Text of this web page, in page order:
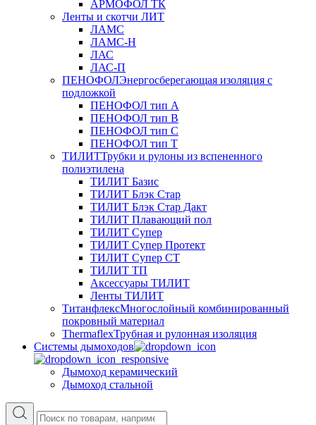
АРМОФОЛ ТК
Ленты и скотчи ЛИТ
ЛАМС
ЛАМС-Н
ЛАС
ЛАС-П
ПЕНОФОЛЭнергосберегающая изоляция с
подложкой
ПЕНОФОЛ тип А
ПЕНОФОЛ тип B
ПЕНОФОЛ тип C
ПЕНОФОЛ тип T
ТИЛИТТрубки и рулоны из вспененного
полиэтилена
ТИЛИТ Базис
ТИЛИТ Блэк Стар
ТИЛИТ Блэк Стар Дакт
ТИЛИТ Плавающий пол
ТИЛИТ Супер
ТИЛИТ Супер Протект
ТИЛИТ Супер СТ
ТИЛИТ ТП
Аксессуары ТИЛИТ
Ленты ТИЛИТ
ТитанфлексМногослойный комбинированный
покровный материал
ThermaflexТрубная и рулонная изоляция
Cистемы дымоходов
Дымоход керамический
Дымоход стальной